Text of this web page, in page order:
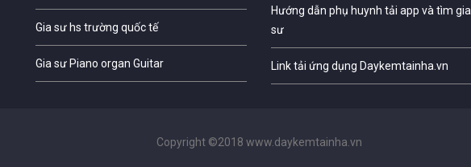
Gia sư hs trường quốc tế
Gia sư Piano organ Guitar
Hướng dẫn phụ huynh tải app và tìm gia
sư
Link tải ứng dụng Daykemtainha.vn
Copyright ©2018 www.daykemtainha.vn